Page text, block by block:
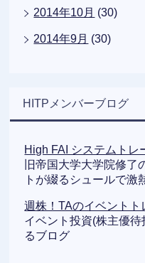
2014年10月 (30)
2014年9月 (30)
HITPメンバーブログ
High FAI システムトレ
旧帝国大学大学院修了
トが綴るシュールで激
週株！TAのイベントト
イベント投資(株主優
るブログ